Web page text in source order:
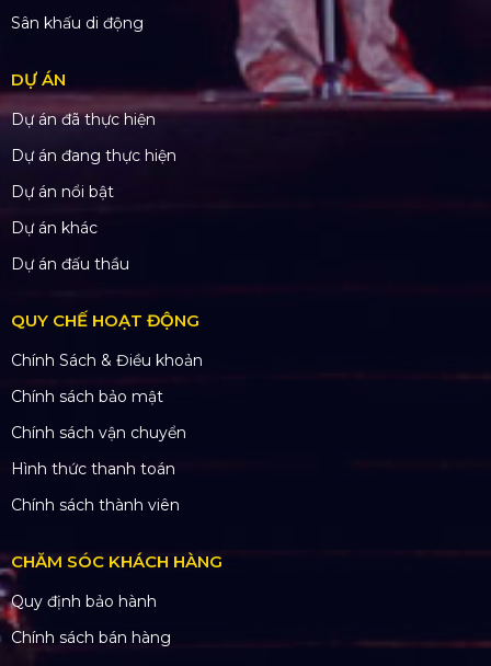
Sân khấu di động
DỰ ÁN
Dự án đã thực hiện
Dự án đang thực hiện
Dự án nổi bật
Dự án khác
Dự án đấu thầu
QUY CHẾ HOẠT ĐỘNG
Chính Sách & Điều khoản
Chính sách bảo mật
Chính sách vận chuyển
Hình thức thanh toán
Chính sách thành viên
CHĂM SÓC KHÁCH HÀNG
Quy định bảo hành
Chính sách bán hàng